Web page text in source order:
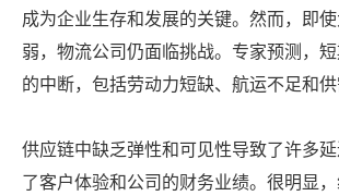
成为企业生存和发展的关键。然而，即
弱，物流公司仍面临挑战。专家预测，
的中断，包括劳动力短缺、航运不足和供
供应链中缺乏弹性和可见性导致了许多
了客户体验和公司的财务业绩。很明显